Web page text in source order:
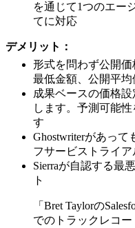
を通じて1つのエー
てに対応
デメリット：
形式を問わず公開価
最低金額、公開平均
成果ベースの価格
します。予測可能
す
Ghostwriterがあっ
フサービストライ
Sierraが自認する最
ト
「Bret Taylorの
でのトラックレコー